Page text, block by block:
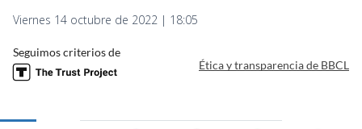
Viernes 14 octubre de 2022 | 18:05
Seguimos criterios de
Ética y transparencia de BBCL